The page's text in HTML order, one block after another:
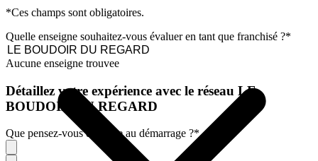
*Ces champs sont obligatoires.
Quelle enseigne souhaitez-vous évaluer en tant que franchisé ?*
Aucune enseigne trouvee
Détaillez votre expérience avec le réseau LE
BOUDOIR DU REGARD
Que pensez-vous de l'aide au démarrage ?*